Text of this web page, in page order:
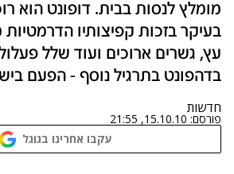
מומלץ לנסות בבית. דופונט הוא
בעיקר בזכות קפיצותיו
עץ, גשרים ארוכים ועוד שלל
בדהפונט בתרגיל נוסף - הפעם
חדשות
פורסם: 15.10.10, 21:55
עקבו אחרינו בגוגל
נתקלנו בבעיה